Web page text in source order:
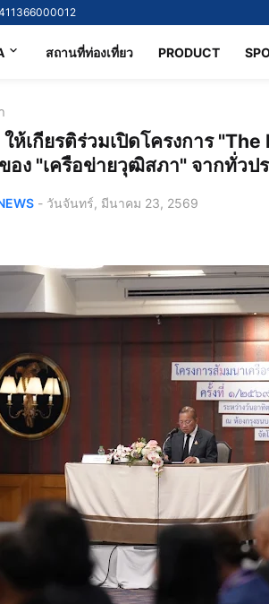
สถานที่ท่องเที่ยว PRODUCT
ห้เกียรติร่วมเปิดโครงการ
ง "เครือข่ายวุฒิสภา" จากทั่วปร
- วันจันทร์, มีนาคม 23, 2569